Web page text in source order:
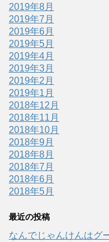
2019年8月
2019年7月
2019年6月
2019年5月
2019年4月
2019年3月
2019年2月
2019年1月
2018年12月
2018年11月
2018年10月
2018年9月
2018年8月
2018年7月
2018年6月
2018年5月
最近の投稿
なんでじゃんけんはグ